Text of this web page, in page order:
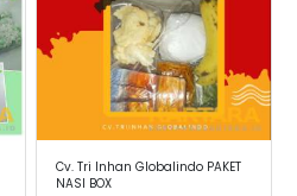
Cv. Tri Inhan Globalindo PAKET
NASI BOX